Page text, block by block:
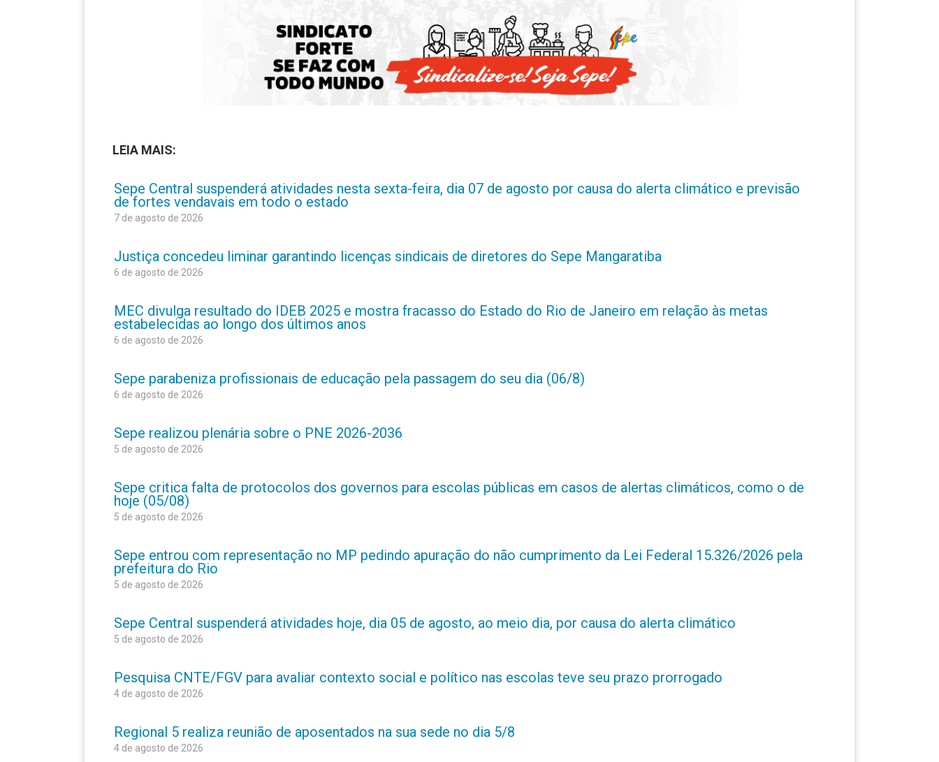
LEIA MAIS:
Sepe Central suspenderá atividades nesta sexta-feira, dia 07 de agosto por causa do alerta climático e previsão
de fortes vendavais em todo o estado
7 de agosto de 2026
Justiça concedeu liminar garantindo licenças sindicais de diretores do Sepe Mangaratiba
6 de agosto de 2026
MEC divulga resultado do IDEB 2025 e mostra fracasso do Estado do Rio de Janeiro em relação às metas
estabelecidas ao longo dos últimos anos
6 de agosto de 2026
Sepe parabeniza profissionais de educação pela passagem do seu dia (06/8)
6 de agosto de 2026
Sepe realizou plenária sobre o PNE 2026-2036
5 de agosto de 2026
Sepe critica falta de protocolos dos governos para escolas públicas em casos de alertas climáticos, como o de
hoje (05/08)
5 de agosto de 2026
Sepe entrou com representação no MP pedindo apuração do não cumprimento da Lei Federal 15.326/2026 pela
prefeitura do Rio
5 de agosto de 2026
Sepe Central suspenderá atividades hoje, dia 05 de agosto, ao meio dia, por causa do alerta climático
5 de agosto de 2026
Pesquisa CNTE/FGV para avaliar contexto social e político nas escolas teve seu prazo prorrogado
4 de agosto de 2026
Regional 5 realiza reunião de aposentados na sua sede no dia 5/8
4 de agosto de 2026